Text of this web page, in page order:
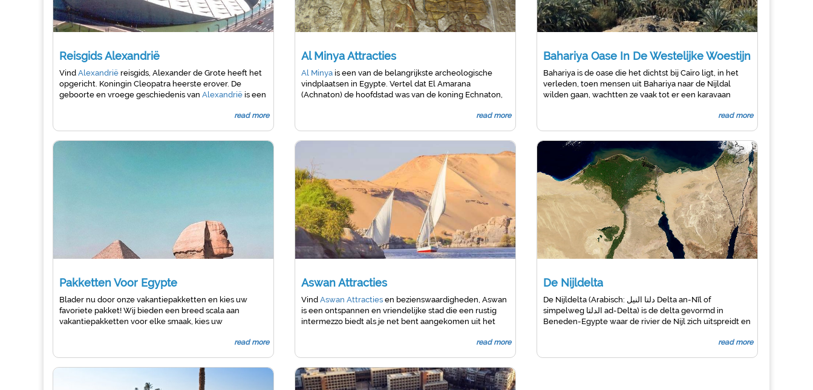
Reisgids Alexandrië
Vind Alexandrië reisgids, Alexander de Grote heeft het
opgericht. Koningin Cleopatra heerste erover. De
geboorte en vroege geschiedenis van Alexandrië is een
Bibliotheek vanAlexandriëen de kolossale Pharos-
read more
Al Minya Attracties
Al Minya is een van de belangrijkste archeologische
vindplaatsen in Egypte. Vertel dat El Amarana
(Achnaton) de hoofdstad was van de koning Echnaton,
met de verbazingwekkende graven van de
Ashmunein
read more
Bahariya Oase In De Westelijke Woestijn
Bahariya is de oase die het dichtst bij Caïro ligt, in het
verleden, toen mensen uit Bahariya naar de Nijldal
wilden gaan, wachtten ze vaak tot er een karavaan
read more
Pakketten Voor Egypte
Blader nu door onze vakantiepakketten en kies uw
favoriete pakket! Wij bieden een breed scala aan
vakantiepakketten voor elke smaak, kies uw
naar Aswan, boek nu uwread more
Aswan Attracties
Vind Aswan Attracties en bezienswaardigheden, Aswan
is een ontspannen en vriendelijke stad die een rustig
intermezzo biedt als je net bent aangekomen uit het
read more
De Nijldelta
De Nijldelta (Arabisch: دلتا النيل Delta an-Nīl of
simpelweg الدلتا ad-Delta) is de delta gevormd in
Beneden-Egypte waar de rivier de Nijl zich uitspreidt en
in het
read more